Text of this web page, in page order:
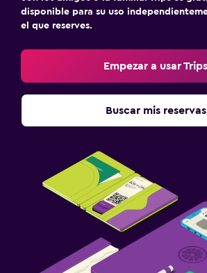
Habitación
Enchufe cerca de la cama
Armario o clóset
Cuna/cama nido disponibles
Comidas para niños
Terraza/patio
disponible para su uso
el que reserves.
Empezar a usar Trips
Buscar mis reservas